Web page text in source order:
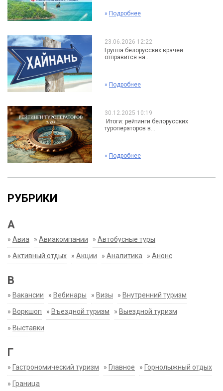
» Подробнее
23.06.2026 12:22
Группа белорусских врачей
отправится на...
» Подробнее
30.12.2025 10:19
Итоги: рейтинги белорусских
туроператоров в...
» Подробнее
РУБРИКИ
А
» Авиа » Авиакомпании » Автобусные туры
» Активный отдых » Акции » Аналитика » Анонс
В
» Вакансии » Вебинары » Визы » Внутренний туризм
» Воркшоп » Въездной туризм » Выездной туризм
» Выставки
Г
» Гастрономический туризм » Главное » Горнолыжный отдых
» Граница